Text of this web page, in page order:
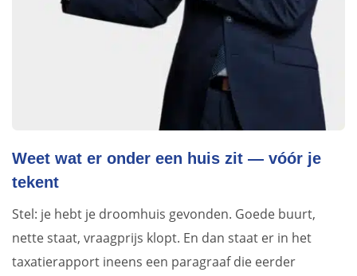
Weet wat er onder een huis zit — vóór je
tekent
Stel: je hebt je droomhuis gevonden. Goede buurt,
nette staat, vraagprijs klopt. En dan staat er in het
taxatierapport ineens een paragraaf die eerder